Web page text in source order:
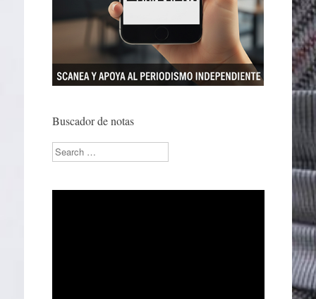
Buscador de notas
Search